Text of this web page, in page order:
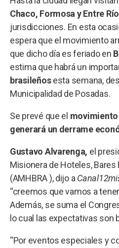
Chaco, Formosa y Entre
jurisdicciones. En esta
espera que el movimiento
que dicho día es feriado en
estima que habrá un
brasileñosesta semana,
Municipalidad de Posadas.
Se prevé que el
generará un derrame
Gustavo Alvarenga, el
Misionera de Hoteles,
(AMHBRA ), dijo a
“creemos que vamos a
Además, se suma el
lo cual las expectativas son
“Por eventos especiales y